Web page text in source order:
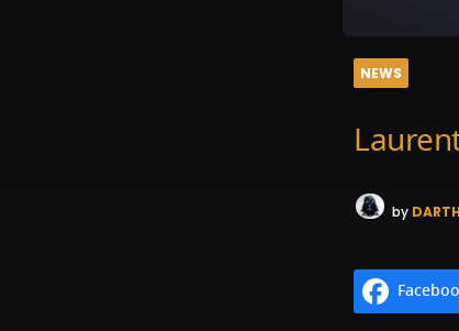
NEWS
by